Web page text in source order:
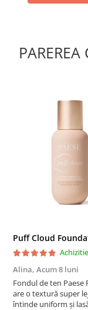
Alina, Acum 8 luni
Fondul de ten Paese
are o textură super
întinde uniform și